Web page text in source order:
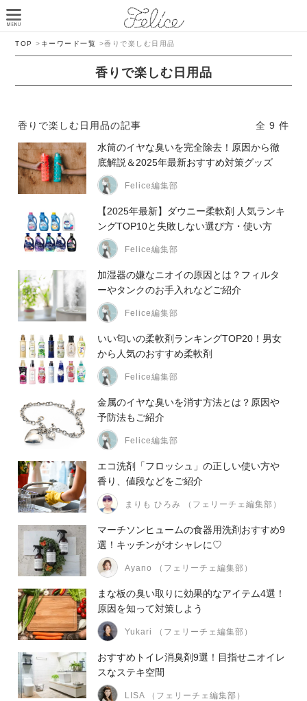
TOP > キーワード一覧 >香りで楽しむ日用品
香りで楽しむ日用品
香りで楽しむ日用品の記事
全 9 件
水筒のイヤな臭いを完全除去！原因から徹
底解説＆2025年最新おすすめ対策グッズ
Felice編集部
【2025年最新】ダウニー柔軟剤 人気ランキ
ングTOP10と失敗しない選び方・使い方
Felice編集部
加湿器の嫌なニオイの原因とは？フィルタ
ーやタンクのお手入れなどご紹介
Felice編集部
いい匂いの柔軟剤ランキングTOP20！男女
から人気のおすすめ柔軟剤
Felice編集部
金属のイヤな臭いを消す方法とは？原因や
予防法もご紹介
Felice編集部
エコ洗剤「フロッシュ」の正しい使い方や
香り、値段などをご紹介
まりも ひろみ （フェリーチェ編集部）
マーチソンヒュームの食器用洗剤おすすめ9
選！キッチンがオシャレに♡
Ayano （フェリーチェ編集部）
まな板の臭い取りに効果的なアイテム4選！
原因を知って対策しよう
Yukari （フェリーチェ編集部）
おすすめトイレ消臭剤9選！目指せニオイレ
スなステキ空間
LISA （フェリーチェ編集部）